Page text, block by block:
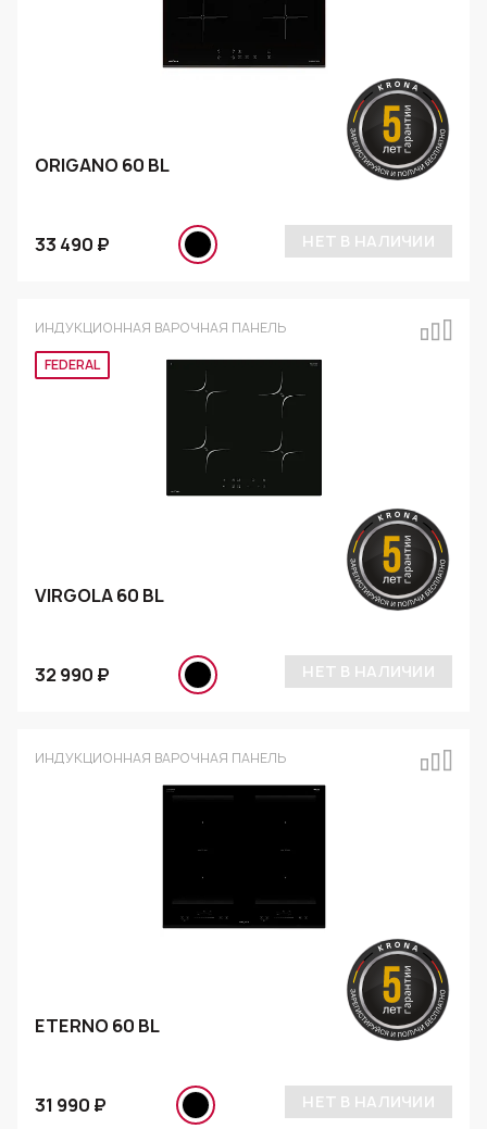
ORIGANO 60 BL
33 490 ₽ НЕТ В НАЛИЧИИ
ИНДУКЦИОННАЯ ВАРОЧНАЯ ПАНЕЛЬ
FEDERAL
VIRGOLA 60 BL
32 990 ₽ НЕТ В НАЛИЧИИ
ИНДУКЦИОННАЯ ВАРОЧНАЯ ПАНЕЛЬ
ETERNO 60 BL
31 990 ₽ НЕТ В НАЛИЧИИ